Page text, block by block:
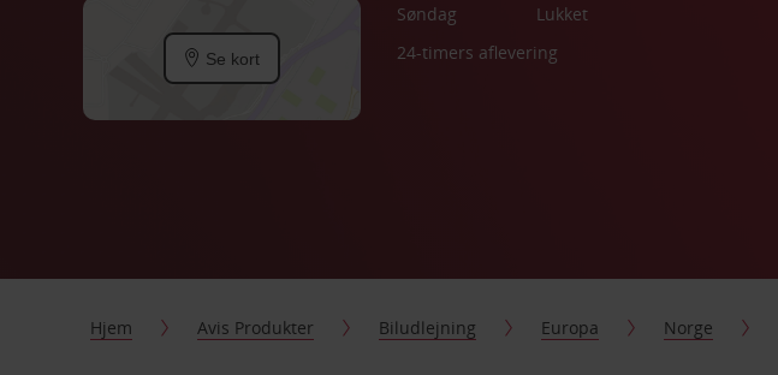
Se kort
Søndag
Lukket
24-timers aflevering
Hjem Avis Produkter Biludlejning Europa Norge